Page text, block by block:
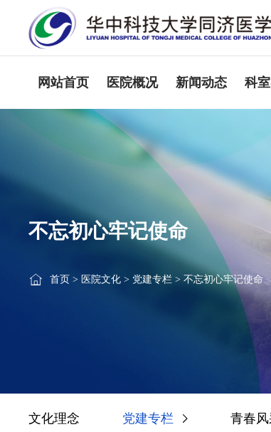
网站首页 医院概况 新闻动态 科
不忘初心牢记使命
首页 > 医院文化 > 党建专栏 >不忘初心牢记使命
文化理念 党建专栏 青春